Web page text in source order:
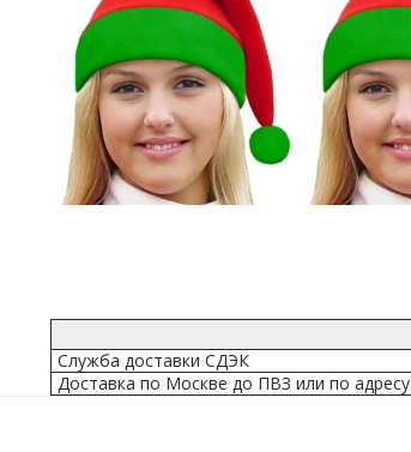
Служба доставки СДЭК
Доставка по Москве до ПВЗ или по адресу